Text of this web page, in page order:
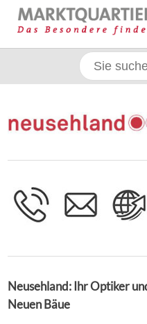
Neusehland: Ihr Optiker
Neuen Bäue